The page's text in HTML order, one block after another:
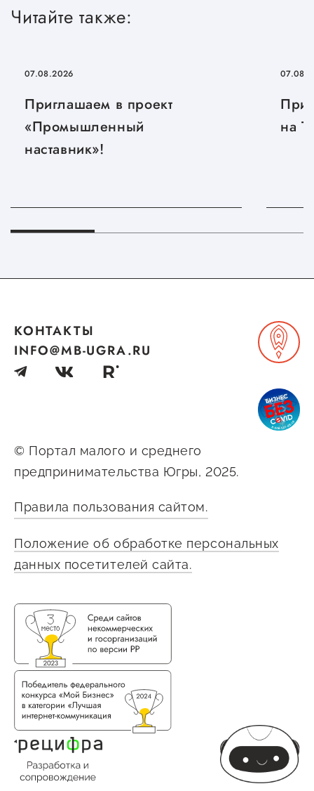
Каталог грантов
АвтоУСН
Иностранным гражданам
О фонде
Контакты
Вакансии
Читайте также:
07.08.2026
Приглашаем в проект
«Промышленный
наставник»!
на
© Портал малого и среднего
предпринимательства Югры, 2025.
Правила пользования сайтом.
Положение об обработке персональных
данных посетителей сайта.
КОНТАКТЫ
INFO@MB-UGRA.RU